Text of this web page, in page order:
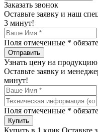
Заказать звонок
Оставьте заявку и наш
3 минут!
Поля отмеченные *
Узнать цену на продукцию
Оставьте заявку и
минут!
Поля отмеченные *